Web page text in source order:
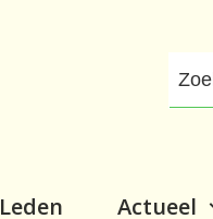
Leden Actueel